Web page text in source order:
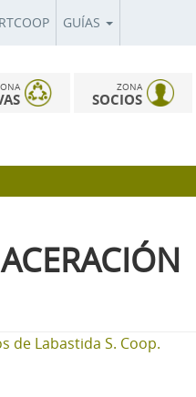
GUÍAS
ZONA
SOCIOS
de Labastida S. Coop.